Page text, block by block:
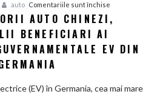
100%
auto Comentariile sunt închise
chinezi,
AUTO CHINEZI,
BENEFICIARI AI
EV DIN
(EV) în Germania, cea mai mare